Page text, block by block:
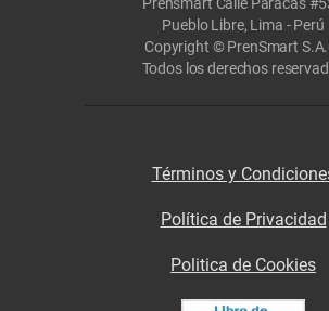
Pueblo Libre, Lima - Perú
Copyright © PrenSmart
Todos los derechos
Términos y
Política de Privacidad
Politica de Cookies